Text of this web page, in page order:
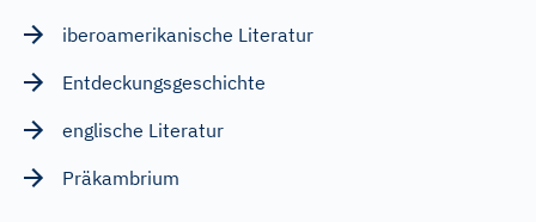
iberoamerikanische Literatur
Entdeckungsgeschichte
englische Literatur
Präkambrium